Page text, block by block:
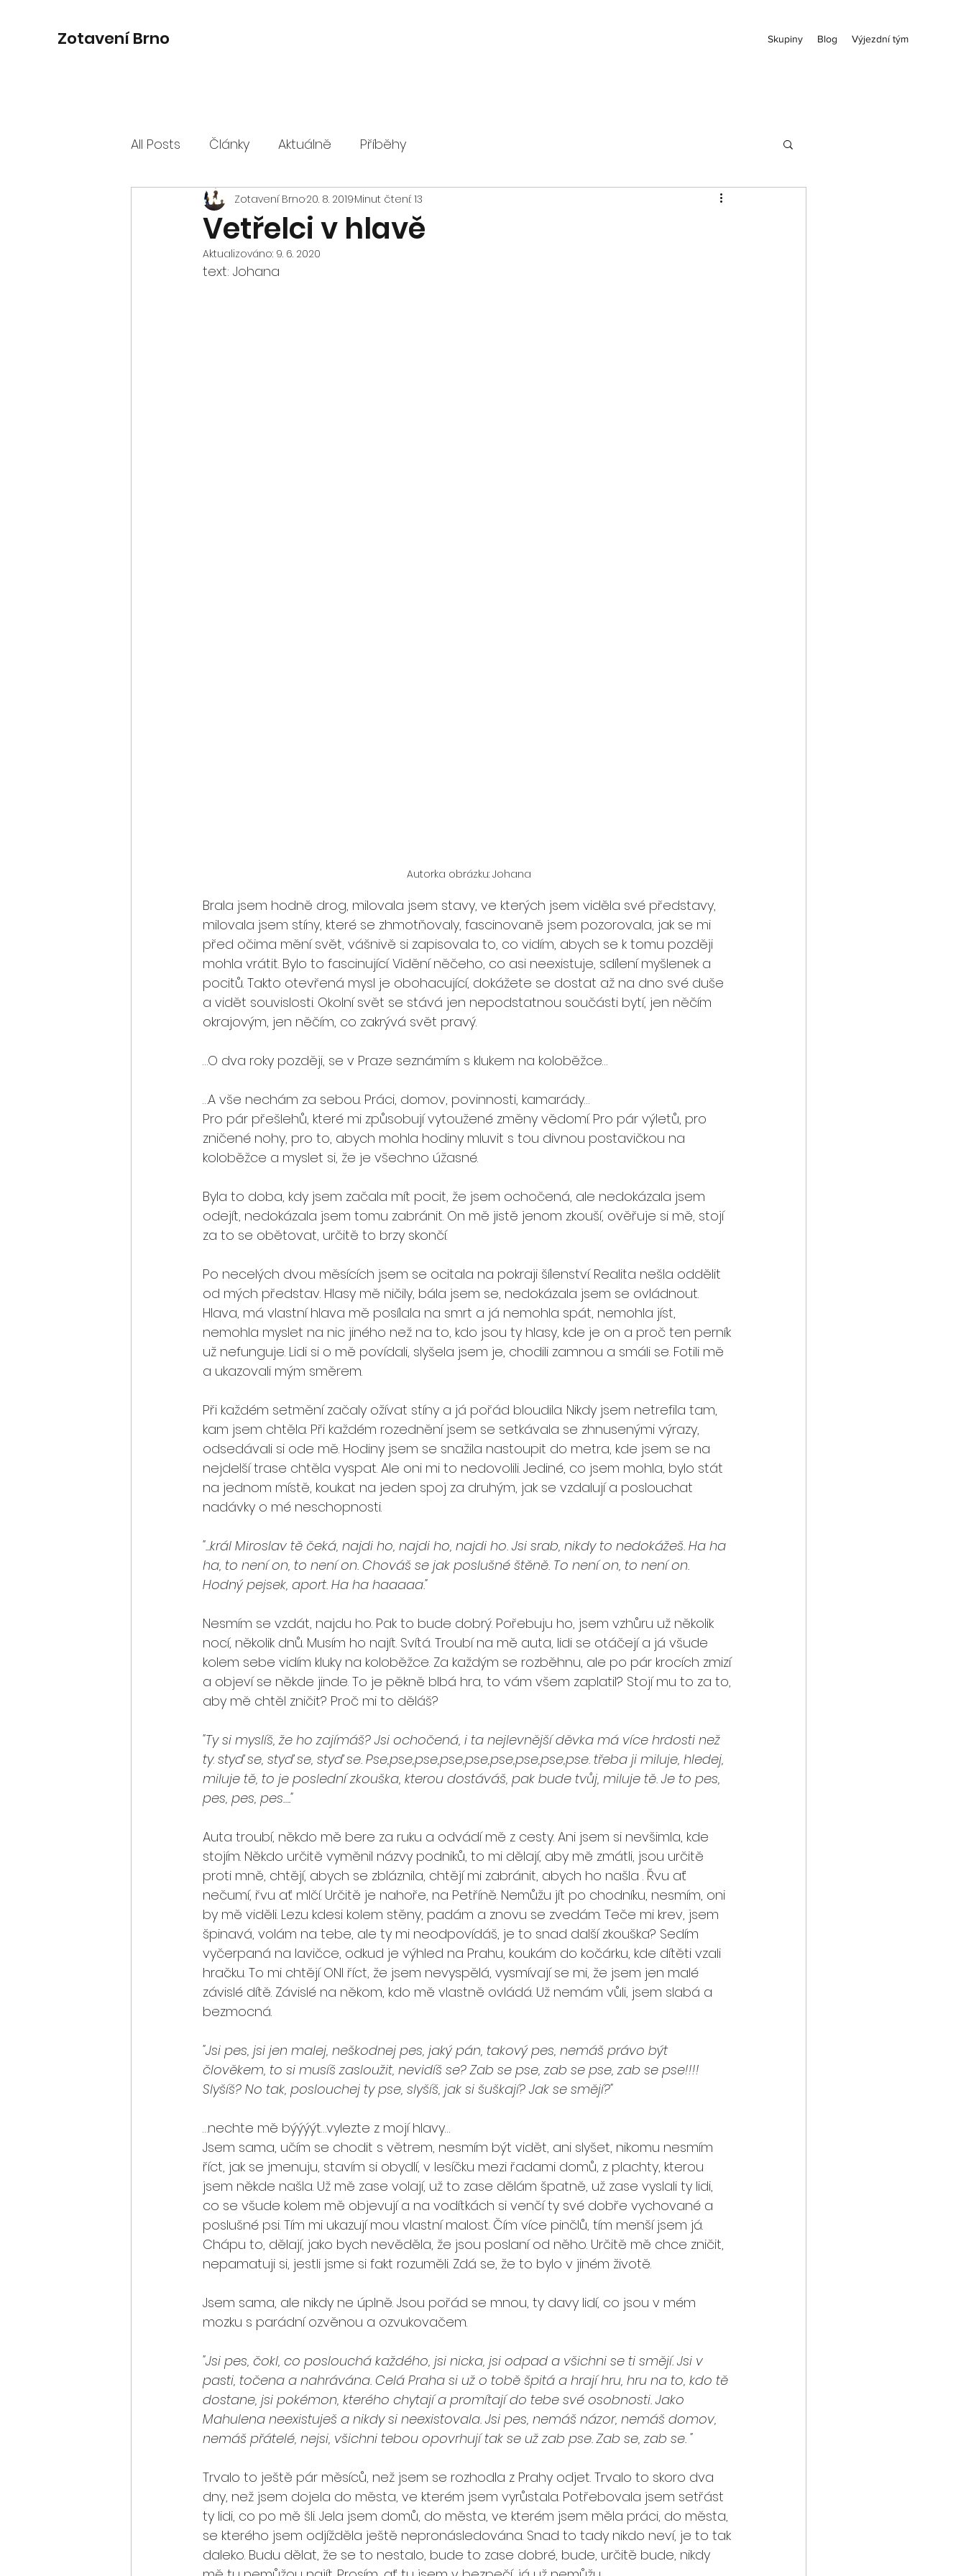
Zotavení Brno Skupiny Blog Výjezdní tým
All Posts Články Aktuálně Příběhy
Vetřelci v hlavě
Zotavení Brno20. 8. 2019Minut čtení: 13
Aktualizováno: 9. 6. 2020
text: Johana
Autorka obrázku: Johana
Brala jsem hodně drog, milovala jsem stavy, ve kterých jsem viděla své představy,
milovala jsem stíny, které se zhmotňovaly, fascinovaně jsem pozorovala, jak se mi
před očima mění svět, vášnivě si zapisovala to, co vidím, abych se k tomu později
mohla vrátit. Bylo to fascinující. Vidění něčeho, co asi neexistuje, sdílení myšlenek a
pocitů. Takto otevřená mysl je obohacující, dokážete se dostat až na dno své duše
a vidět souvislosti. Okolní svět se stává jen nepodstatnou součásti bytí, jen něčím
okrajovým, jen něčím, co zakrývá svět pravý.
…O dva roky později, se v Praze seznámím s klukem na koloběžce…
…A vše nechám za sebou. Práci, domov, povinnosti, kamarády…
Pro pár přešlehů, které mi způsobují vytoužené změny vědomí. Pro pár výletů, pro
zničené nohy, pro to, abych mohla hodiny mluvit s tou divnou postavičkou na
koloběžce a myslet si, že je všechno úžasné.
Byla to doba, kdy jsem začala mít pocit, že jsem ochočená, ale nedokázala jsem
odejít, nedokázala jsem tomu zabránit. On mě jistě jenom zkouší, ověřuje si mě, stojí
za to se obětovat, určitě to brzy skončí.
Po necelých dvou měsících jsem se ocitala na pokraji šílenství. Realita nešla oddělit
od mých představ. Hlasy mě ničily, bála jsem se, nedokázala jsem se ovládnout.
Hlava, má vlastní hlava mě posílala na smrt a já nemohla spát, nemohla jíst,
nemohla myslet na nic jiného než na to, kdo jsou ty hlasy, kde je on a proč ten perník
už nefunguje. Lidi si o mě povídali, slyšela jsem je, chodili zamnou a smáli se. Fotili mě
a ukazovali mým směrem.
Při každém setmění začaly ožívat stíny a já pořád bloudila. Nikdy jsem netrefila tam,
kam jsem chtěla. Při každém rozednění jsem se setkávala se zhnusenými výrazy,
odsedávali si ode mě. Hodiny jsem se snažila nastoupit do metra, kde jsem se na
nejdelší trase chtěla vyspat. Ale oni mi to nedovolili. Jediné, co jsem mohla, bylo stát
na jednom místě, koukat na jeden spoj za druhým, jak se vzdalují a poslouchat
nadávky o mé neschopnosti.
"...král Miroslav tě čeká, najdi ho, najdi ho, najdi ho. Jsi srab, nikdy to nedokážeš. Ha ha
ha, to není on, to není on. Chováš se jak poslušné štěně. To není on, to není on.
Hodný pejsek, aport. Ha ha haaaaa."
Nesmím se vzdát, najdu ho. Pak to bude dobrý. Pořebuju ho, jsem vzhůru už několik
nocí, několik dnů. Musím ho najít. Svítá. Troubí na mě auta, lidi se otáčejí a já všude
kolem sebe vidím kluky na koloběžce. Za každým se rozběhnu, ale po pár krocích zmizí
a objeví se někde jinde. To je pěkně blbá hra, to vám všem zaplatil? Stojí mu to za to,
aby mě chtěl zničit? Proč mi to děláš?
"Ty si myslíš, že ho zajímáš? Jsi ochočená, i ta nejlevnější děvka má více hrdosti než
ty. styď se, styď se, styď se. Pse,pse,pse,pse,pse,pse,pse,pse,pse. třeba ji miluje, hledej,
miluje tě, to je poslední zkouška, kterou dostáváš, pak bude tvůj, miluje tě. Je to pes,
pes, pes, pes…."
Auta troubí, někdo mě bere za ruku a odvádí mě z cesty. Ani jsem si nevšimla, kde
stojím. Někdo určitě vyměnil názvy podniků, to mi dělají, aby mě zmátli, jsou určitě
proti mně, chtějí, abych se zbláznila, chtějí mi zabránit, abych ho našla . Řvu ať
nečumí, řvu ať mlčí. Určitě je nahoře, na Petříně. Nemůžu jít po chodníku, nesmím, oni
by mě viděli. Lezu kdesi kolem stěny, padám a znovu se zvedám. Teče mi krev, jsem
špinavá, volám na tebe, ale ty mi neodpovídáš, je to snad další zkouška? Sedím
vyčerpaná na lavičce, odkud je výhled na Prahu, koukám do kočárku, kde dítěti vzali
hračku. To mi chtějí ONI říct, že jsem nevyspělá, vysmívají se mi, že jsem jen malé
závislé dítě. Závislé na někom, kdo mě vlastně ovládá. Už nemám vůli, jsem slabá a
bezmocná.
"Jsi pes, jsi jen malej, neškodnej pes, jaký pán, takový pes, nemáš právo být
člověkem, to si musíš zasloužit, nevidíš se? Zab se pse, zab se pse, zab se pse!!!!
Slyšíš? No tak, poslouchej ty pse, slyšíš, jak si šuškají? Jak se smějí?"
…nechte mě býýýýt…vylezte z mojí hlavy…
Jsem sama, učím se chodit s větrem, nesmím být vidět, ani slyšet, nikomu nesmím
říct, jak se jmenuju, stavím si obydlí, v lesíčku mezi řadami domů, z plachty, kterou
jsem někde našla. Už mě zase volají, už to zase dělám špatně, už zase vyslali ty lidi,
co se všude kolem mě objevují a na vodítkách si venčí ty své dobře vychované a
poslušné psi. Tím mi ukazují mou vlastní malost. Čím více pinčlů, tím menší jsem já.
Chápu to, dělají, jako bych nevěděla, že jsou poslaní od něho. Určitě mě chce zničit,
nepamatuji si, jestli jsme si fakt rozuměli. Zdá se, že to bylo v jiném životě.
Jsem sama, ale nikdy ne úplně. Jsou pořád se mnou, ty davy lidí, co jsou v mém
mozku s parádní ozvěnou a ozvukovačem.
"Jsi pes, čokl, co poslouchá každého, jsi nicka, jsi odpad a všichni se ti smějí. Jsi v
pasti, točena a nahrávána. Celá Praha si už o tobě špitá a hrají hru, hru na to, kdo tě
dostane, jsi pokémon, kterého chytají a promítají do tebe své osobnosti. Jako
Mahulena neexistuješ a nikdy si neexistovala. Jsi pes, nemáš názor, nemáš domov,
nemáš přátelé, nejsi, všichni tebou opovrhují tak se už zab pse. Zab se, zab se. "
Trvalo to ještě pár měsíců, než jsem se rozhodla z Prahy odjet. Trvalo to skoro dva
dny, než jsem dojela do města, ve kterém jsem vyrůstala. Potřebovala jsem setřást
ty lidi, co po mě šli. Jela jsem domů, do města, ve kterém jsem měla práci, do města,
se kterého jsem odjížděla ještě nepronásledována. Snad to tady nikdo neví, je to tak
daleko. Budu dělat, že se to nestalo, bude to zase dobré, bude, určitě bude, nikdy